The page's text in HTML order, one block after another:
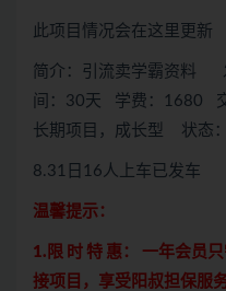
此项目情况会在这里更新
简介：引流卖学霸资料
间：30天 学费：1680
长期项目，成长型 状态
8.31日16人上车已发车
温馨提示：
1.限 时 特 惠： 一年会员
接项目，享受阳叔担保服